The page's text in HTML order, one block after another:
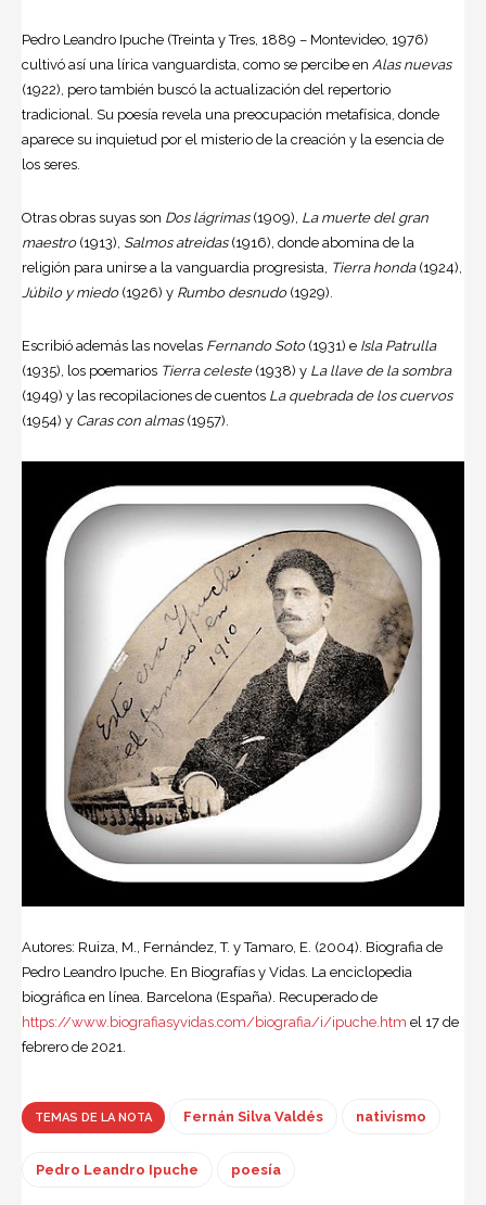
Pedro Leandro Ipuche (Treinta y Tres, 1889 – Montevideo, 1976)
cultivó así una lírica vanguardista, como se percibe en Alas nuevas
(1922), pero también buscó la actualización del repertorio
tradicional. Su poesía revela una preocupación metafísica, donde
aparece su inquietud por el misterio de la creación y la esencia de
los seres.
Otras obras suyas son Dos lágrimas(1909), La muerte del gran
maestro(1913), Salmos atreidas(1916), donde abomina de la
religión para unirse a la vanguardia progresista, Tierra honda(1924),
Júbilo y miedo(1926) y Rumbo desnudo(1929).
Escribió además las novelas Fernando Soto(1931) e Isla Patrulla
(1935), los poemarios Tierra celeste(1938) y La llave de la sombra
(1949) y las recopilaciones de cuentos La quebrada de los cuervos
(1954) y Caras con almas(1957).
Autores: Ruiza, M., Fernández, T. y Tamaro, E. (2004). Biografia de
Pedro Leandro Ipuche. En Biografías y Vidas. La enciclopedia
biográfica en línea. Barcelona (España). Recuperado de
https://www.biografiasyvidas.com/biografia/i/ipuche.htm el 17 de
febrero de 2021.
TEMAS DE LA NOTA Fernán Silva Valdés nativismo
Pedro Leandro Ipuche poesía